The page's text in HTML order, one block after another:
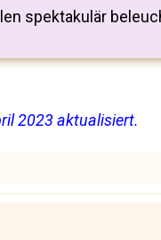
spektakulär
2023 aktualisiert.